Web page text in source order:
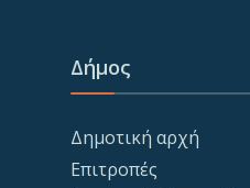
Δήμος
Δημοτική αρχή
Επιτροπές